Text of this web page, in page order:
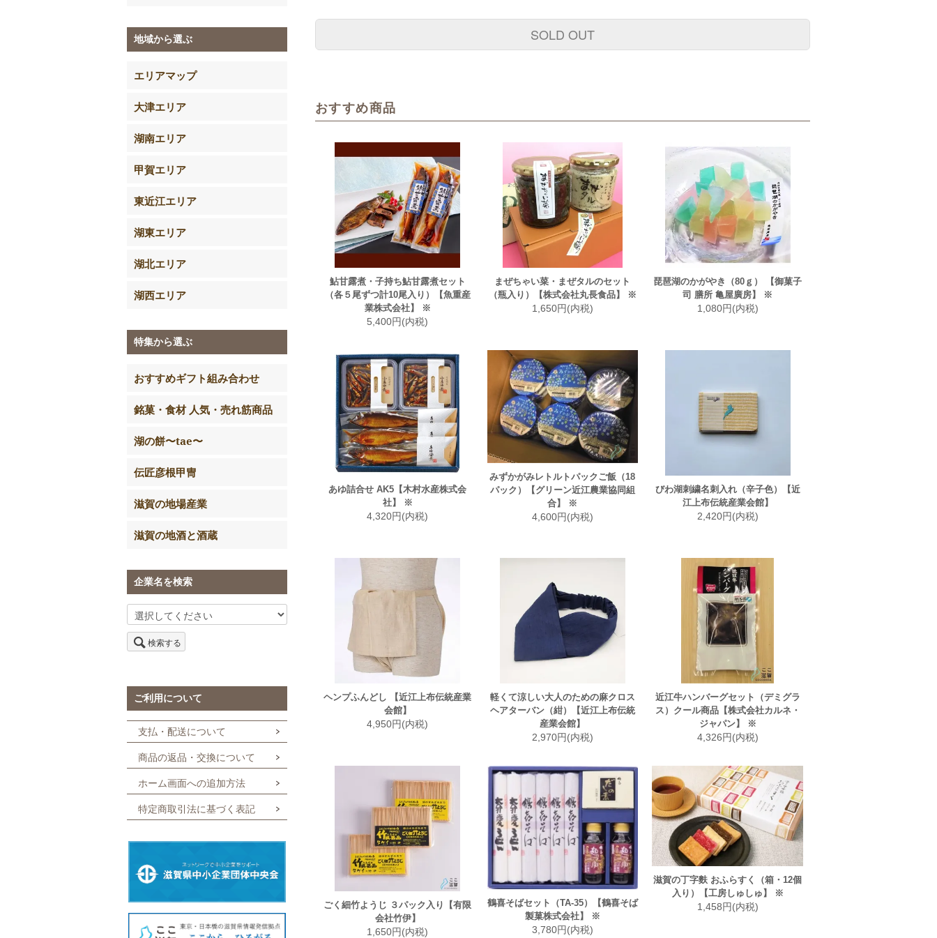
SOLD OUT
おすすめ商品
鮎甘露煮・子持ち鮎甘露煮セット
（各５尾ずつ計10尾入り）【魚重産
業株式会社】 ※
5,400円(内税)
まぜちゃい菜・まぜタルのセット
（瓶入り）【株式会社丸長食品】 ※
1,650円(内税)
琵琶湖のかがやき（80ｇ） 【御菓子
司 膳所 亀屋廣房】 ※
1,080円(内税)
あゆ詰合せ AK5【木村水産株式会
社】 ※
4,320円(内税)
みずかがみレトルトパックご飯（18
パック）【グリーン近江農業協同組
合】 ※
4,600円(内税)
びわ湖刺繍名刺入れ（辛子色）【近
江上布伝統産業会館】
2,420円(内税)
ヘンプふんどし 【近江上布伝統産業
会館】
4,950円(内税)
軽くて涼しい大人のための麻クロス
ヘアターバン（紺）【近江上布伝統
産業会館】
2,970円(内税)
近江牛ハンバーグセット（デミグラ
ス）クール商品【株式会社カルネ・
ジャパン】 ※
4,326円(内税)
ごく細竹ようじ ３パック入り【有限
会社竹伊】
1,650円(内税)
鶴喜そばセット（TA-35）【鶴喜そば
製菓株式会社】 ※
3,780円(内税)
滋賀の丁字麩 おふらすく（箱・12個
入り）【工房しゅしゅ】 ※
1,458円(内税)
地域から選ぶ
エリアマップ
大津エリア
湖南エリア
甲賀エリア
東近江エリア
湖東エリア
湖北エリア
湖西エリア
特集から選ぶ
おすすめギフト組み合わせ
銘菓・食材 人気・売れ筋商品
湖の餅〜tae〜
伝匠彦根甲冑
滋賀の地場産業
滋賀の地酒と酒蔵
企業名を検索
検索する
ご利用について
支払・配送について
商品の返品・交換について
ホーム画面への追加方法
特定商取引法に基づく表記